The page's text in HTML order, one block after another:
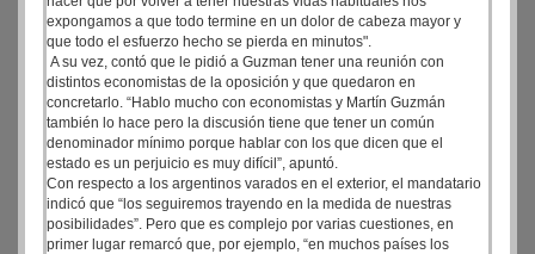
expongamos a que todo termine en un dolor de cabeza mayor y
que todo el esfuerzo hecho se pierda en minutos".
A su vez, contó que le pidió a Guzman tener una reunión con
distintos economistas de la oposición y que quedaron en
concretarlo. “Hablo mucho con economistas y Martín Guzmán
también lo hace pero la discusión tiene que tener un común
denominador mínimo porque hablar con los que dicen que el
estado es un perjuicio es muy difícil”, apuntó.
Con respecto a los argentinos varados en el exterior, el mandatario
indicó que “los seguiremos trayendo en la medida de nuestras
posibilidades”. Pero que es complejo por varias cuestiones, en
primer lugar remarcó que, por ejemplo, “en muchos países los